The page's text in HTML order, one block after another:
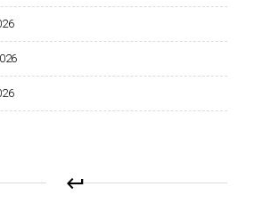
keyboard_return